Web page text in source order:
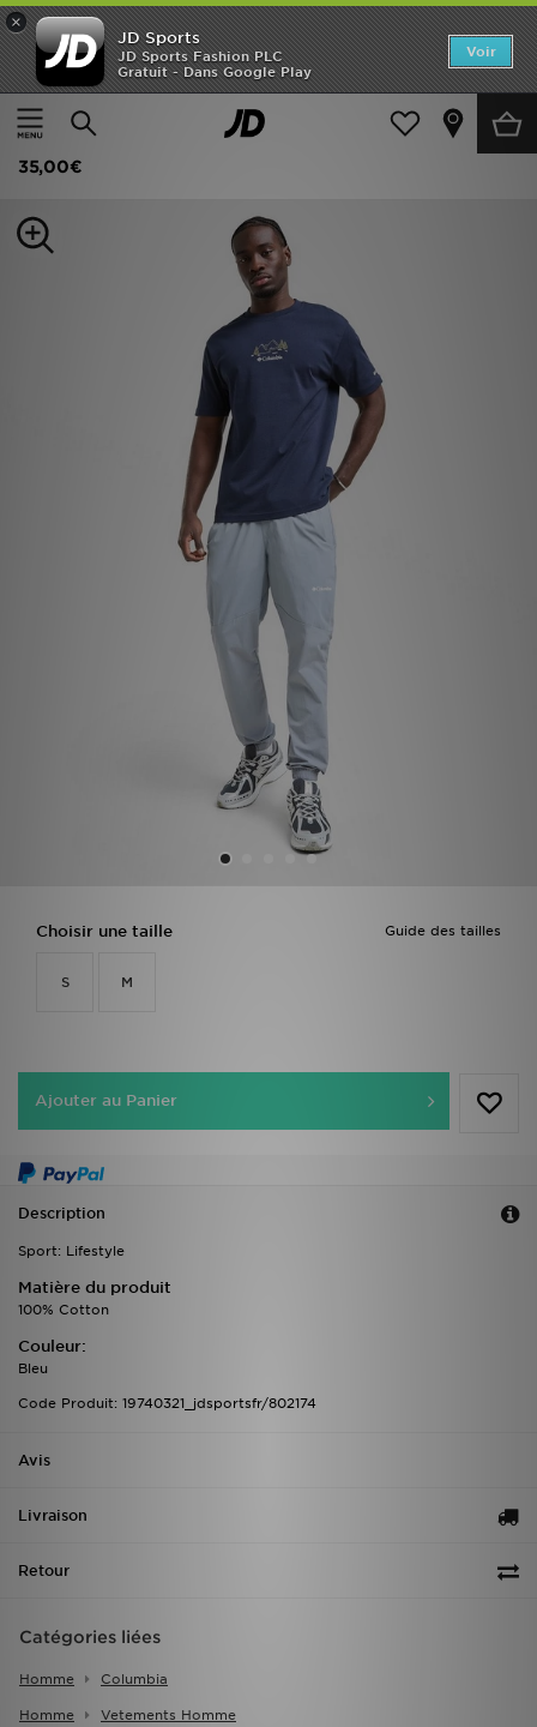
×
JD Sports
JD Sports Fashion PLC
Gratuit - Dans Google Play
Voir
Accueil
Homme Vêtements Homme T-shirts et Débardeurs
Columbia T-shirt Camper
35,00€
Guide des tailles
Choisir une taille
S M
Ajouter au Panier
Description
Sport: Lifestyle
Matière du produit
100% Cotton
Couleur:
Bleu
Code Produit: 19740321_jdsportsfr/802174
Avis
Livraison
Retour
Catégories liées
Homme Columbia
Homme Vetements Homme
Accueil
Nouveautés
Enfant